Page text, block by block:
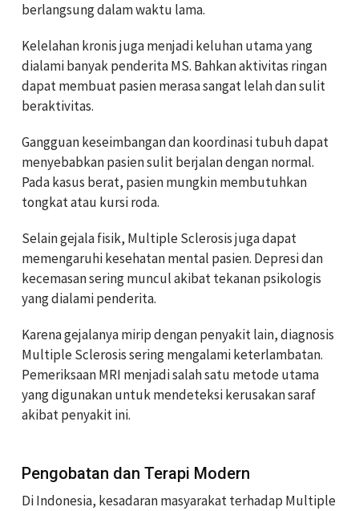
berlangsung dalam waktu lama.
Kelelahan kronis juga menjadi keluhan utama yang
dialami banyak penderita MS. Bahkan aktivitas ringan
dapat membuat pasien merasa sangat lelah dan sulit
beraktivitas.
Gangguan keseimbangan dan koordinasi tubuh dapat
menyebabkan pasien sulit berjalan dengan normal.
Pada kasus berat, pasien mungkin membutuhkan
tongkat atau kursi roda.
Selain gejala fisik, Multiple Sclerosis juga dapat
memengaruhi kesehatan mental pasien. Depresi dan
kecemasan sering muncul akibat tekanan psikologis
yang dialami penderita.
Karena gejalanya mirip dengan penyakit lain, diagnosis
Multiple Sclerosis sering mengalami keterlambatan.
Pemeriksaan MRI menjadi salah satu metode utama
yang digunakan untuk mendeteksi kerusakan saraf
akibat penyakit ini.
Pengobatan dan Terapi Modern
Di Indonesia, kesadaran masyarakat terhadap Multiple